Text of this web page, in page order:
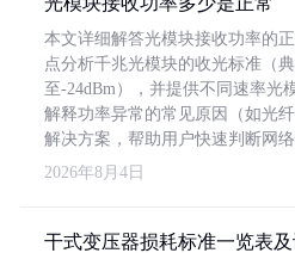
本文详细解答光模块接收功率的
点分析千兆光模块的收光标准（
至-24dBm），并提供不同速率光
解释功率异常的常见原因（如光
解决方案，帮助用户快速判断网络
2026年8月4日
干式变压器损耗标准一览表